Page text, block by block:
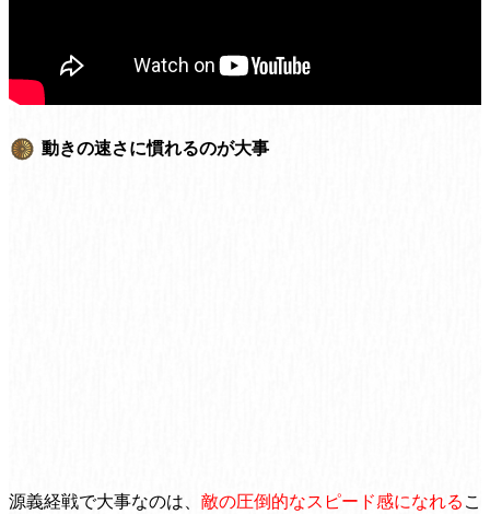
動きの速さに慣れるのが大事
源義経戦で大事なのは、 敵の圧倒的なスピード感になれる こ